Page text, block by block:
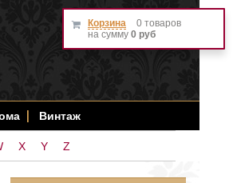
Винтаж
X Y Z
Корзина
0 товаров
на сумму 0 руб